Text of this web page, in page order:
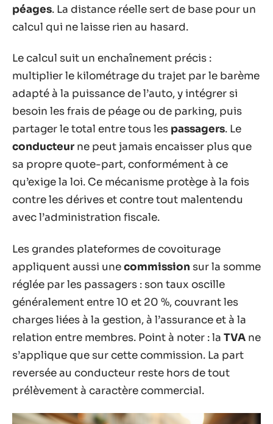
péages. La distance réelle sert de base pour un
calcul qui ne laisse rien au hasard.
Le calcul suit un enchaînement précis :
multiplier le kilométrage du trajet par le barème
adapté à la puissance de l’auto, y intégrer si
besoin les frais de péage ou de parking, puis
partager le total entre tous les passagers. Le
conducteur ne peut jamais encaisser plus que
sa propre quote-part, conformément à ce
qu’exige la loi. Ce mécanisme protège à la fois
contre les dérives et contre tout malentendu
avec l’administration fiscale.
Les grandes plateformes de covoiturage
appliquent aussi unecommission sur la somme
réglée par les passagers : son taux oscille
généralement entre 10 et 20 %, couvrant les
charges liées à la gestion, à l’assurance et à la
relation entre membres. Point à noter : la TVA ne
s’applique que sur cette commission. La part
reversée au conducteur reste hors de tout
prélèvement à caractère commercial.